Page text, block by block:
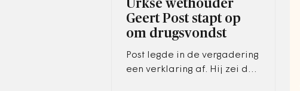
Urkse wethouder
Geert Post stapt op
om drugsvondst
Post legde in de vergadering
een verklaring af. Hij zei dat